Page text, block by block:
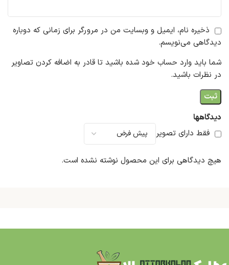
دیدگاهها
فقط دارای تصویر
هیچ دیدگاهی برای این محصول نوشته نشده است.
ذخیره نام، ایمیل و وبسایت من در مرورگر برای زمانی که دوباره
دیدگاهی می‌نویسم.
شما باید وارد حساب خود شده باشید تا قادر به اضافه کردن تصاویر
در نظرات باشید.